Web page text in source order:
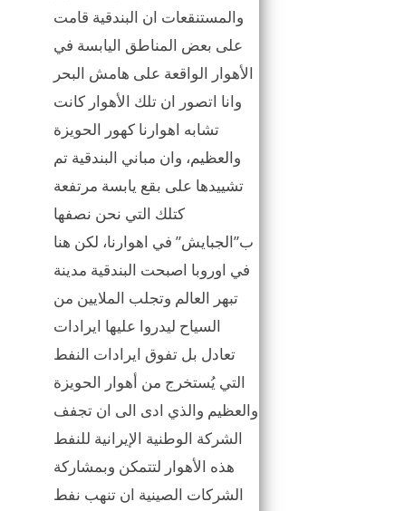
والمستنقعات ان البندقية قامت
على بعض المناطق اليابسة في
الأهوار الواقعة على هامش البحر
وانا اتصور ان تلك الأهوار كانت
تشابه اهوارنا كهور الحويزة
والعظيم، وان مباني البندقية تم
تشييدها على بقع يابسة مرتفعة
كتلك التي نحن نصفها
ب”الجبايش” في اهوارنا، لكن هنا
في اوروبا اصبحت البندقية مدينة
تبهر العالم وتجلب الملايين من
السياح ليدروا عليها ايرادات
تعادل بل تفوق ايرادات النفط
التي يُستخرج من أهوار الحويزة
والعظيم والذي ادى الى ان تجفف
الشركة الوطنية الإيرانية للنفط
هذه الأهوار لتتمكن وبمشاركة
الشركات الصينية ان تنهب نفط